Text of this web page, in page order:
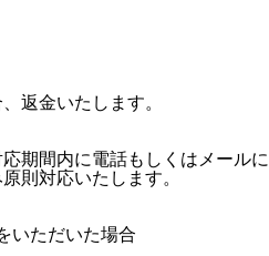
返金いたします。
期間内に電話もしくはメールに
則対応いたします。
いただいた場合